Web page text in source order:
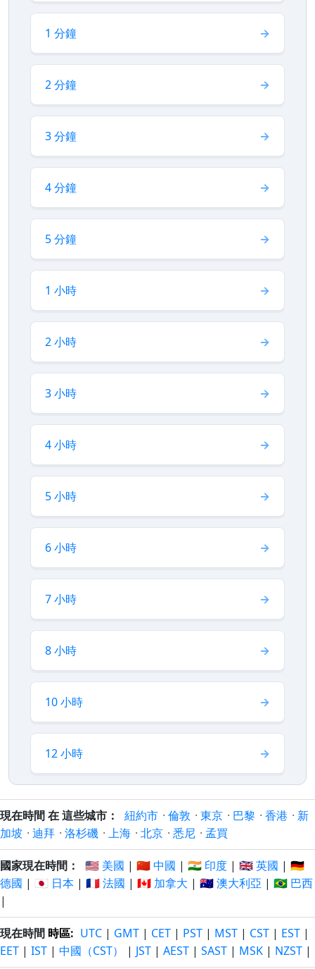
1 分鐘
2 分鐘
3 分鐘
4 分鐘
5 分鐘
1 小時
2 小時
3 小時
4 小時
5 小時
6 小時
7 小時
8 小時
10 小時
12 小時
現在時間 在 這些城市： 紐約市 · 倫敦 · 東京 · 巴黎 · 香港 · 新
加坡 · 迪拜 · 洛杉磯 · 上海 · 北京 · 悉尼 · 孟買
國家現在時間： 🇺🇸 美國 | 🇨🇳 中國 | 🇮🇳 印度 | 🇬🇧 英國 | 🇩🇪
德國 | 🇯🇵 日本 | 🇫🇷 法國 | 🇨🇦 加拿大 | 🇦🇺 澳大利亞 | 🇧🇷 巴西
|
現在時間 時區: UTC | GMT | CET | PST | MST | CST | EST |
EET | IST | 中國（CST） | JST | AEST | SAST | MSK | NZST |